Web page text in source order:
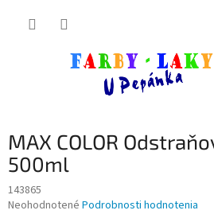
MAX COLOR
500ml
143865
Priemerné
Neohodnotené Podrobnosti hodnotenia